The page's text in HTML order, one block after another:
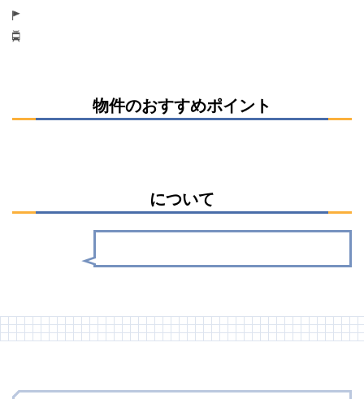
物件のおすすめポイント
について